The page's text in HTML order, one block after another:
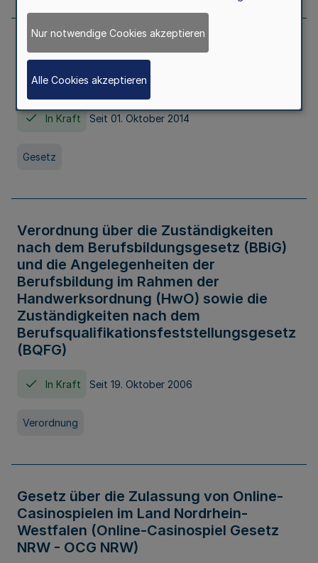
Gesetz über die Hochschulen des Landes
Nordrhein-Westfalen (Hochschulgesetz -
HG)
In Kraft Seit 01. Oktober 2014
Gesetz
Verordnung über die Zuständigkeiten
nach dem Berufsbildungsgesetz (BBiG)
und die Angelegenheiten der
Berufsbildung im Rahmen der
Handwerksordnung (HwO) sowie die
Zuständigkeiten nach dem
Berufsqualifikationsfeststellungsgesetz
(BQFG)
In Kraft Seit 19. Oktober 2006
Verordnung
Gesetz über die Zulassung von Online-
Casinospielen im Land Nordrhein-
Westfalen (Online-Casinospiel Gesetz
NRW - OCG NRW)
Nur notwendige Cookies akzeptieren
Alle Cookies akzeptieren